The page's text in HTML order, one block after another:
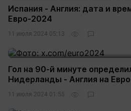
Испания - Англия: дата и
Евро-2024
11 июля 2024 05:13
Гол на 90-й минуте
Нидерланды - Англия на
11 июля 2024 01:55